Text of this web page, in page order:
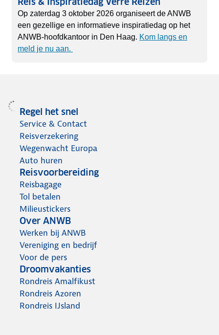
Op zaterdag 3 oktober 2026 organiseert de ANWB
een gezellige en informatieve inspiratiedag op het
ANWB-hoofdkantoor in Den Haag. Kom langs en
meld je nu aan.
Regel het snel
Service & Contact
Reisverzekering
Wegenwacht Europa
Auto huren
Reisvoorbereiding
Reisbagage
Tol betalen
Milieustickers
Over ANWB
Werken bij ANWB
Vereniging en bedrijf
Voor de pers
Droomvakanties
Rondreis Amalfikust
Rondreis Azoren
Rondreis IJsland